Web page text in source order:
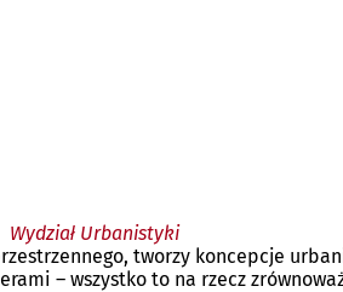
Wydział Urbanistyki
tworzy koncepcje
– wszystko to na rzecz